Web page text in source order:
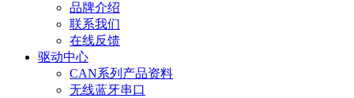
品牌介绍
联系我们
在线反馈
驱动中心
CAN系列产品资料
无线蓝牙串口